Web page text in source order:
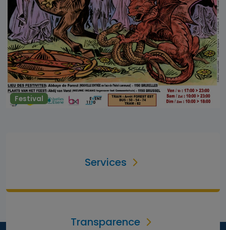
Festival
Services
Transparence